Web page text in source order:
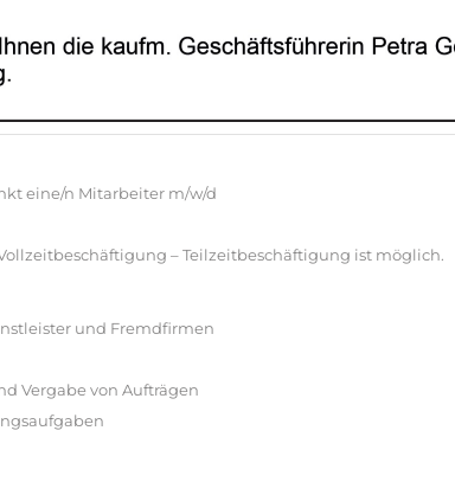
eine/n Mitarbeiter m/w/d
– Teilzeitbeschäftigung ist möglich.
und Fremdfirmen
Vergabe von Aufträgen